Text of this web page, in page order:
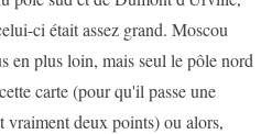
ci était assez grand. Moscou
en plus loin, mais seul le pôle nord
carte (pour qu'il passe une
deux points) ou alors,